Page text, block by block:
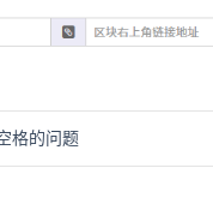
格的问题